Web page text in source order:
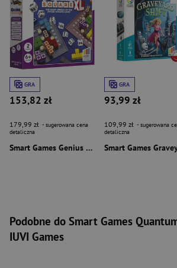
GRA
153,82 zł
179,99 zł - sugerowana cena
detaliczna
Smart Games Genius Square XL (ENG) IUVI Games
GRA
93,99 zł
109,99 zł - sugerowana
detaliczna
Podobne do Smart Games
IUVI Games